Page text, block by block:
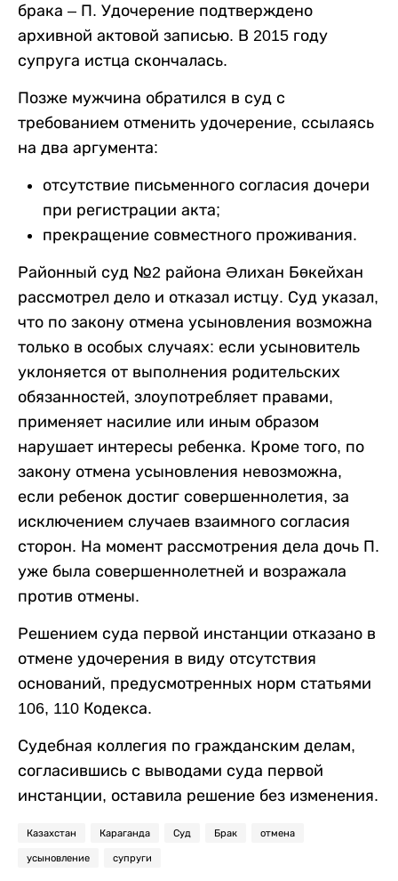
брака – П. Удочерение подтверждено
архивной актовой записью. В 2015 году
супруга истца скончалась.
Позже мужчина обратился в суд с
требованием отменить удочерение, ссылаясь
на два аргумента:
отсутствие письменного согласия дочери
при регистрации акта;
прекращение совместного проживания.
Районный суд №2 района Әлихан Бөкейхан
рассмотрел дело и отказал истцу. Суд указал,
что по закону отмена усыновления возможна
только в особых случаях: если усыновитель
уклоняется от выполнения родительских
обязанностей, злоупотребляет правами,
применяет насилие или иным образом
нарушает интересы ребенка. Кроме того, по
закону отмена усыновления невозможна,
если ребенок достиг совершеннолетия, за
исключением случаев взаимного согласия
сторон. На момент рассмотрения дела дочь П.
уже была совершеннолетней и возражала
против отмены.
Решением суда первой инстанции отказано в
отмене удочерения в виду отсутствия
оснований, предусмотренных норм статьями
106, 110 Кодекса.
Судебная коллегия по гражданским делам,
согласившись с выводами суда первой
инстанции, оставила решение без изменения.
Казахстан Караганда Суд Брак отмена
усыновление супруги